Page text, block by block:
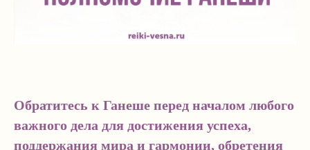
Обратитесь к Ганеше перед началом любого
важного дела для достижения успеха,
поддержания мира и гармонии, обретения